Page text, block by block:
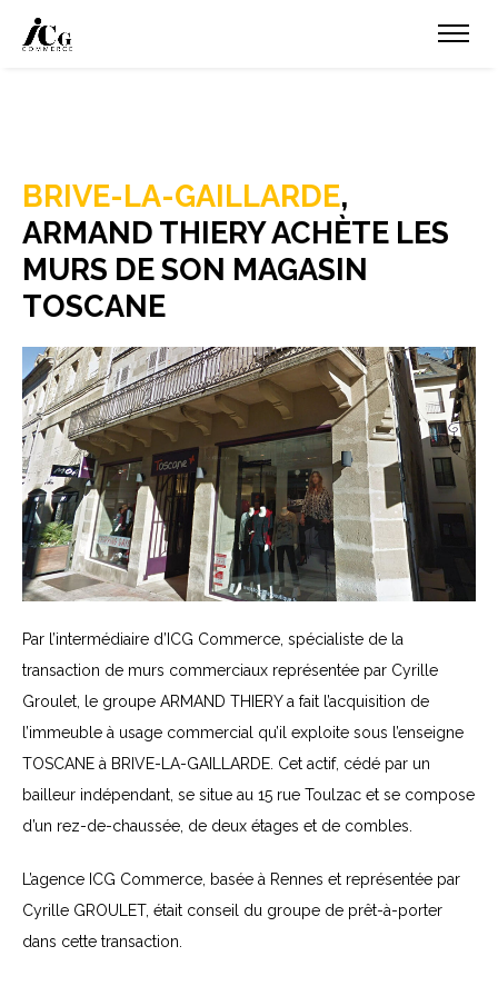
BRIVE-LA-GAILLARDE,
ARMAND THIERY ACHÈTE LES
MURS DE SON MAGASIN
TOSCANE
Par l’intermédiaire d’ICG Commerce, spécialiste de la
transaction de murs commerciaux représentée par Cyrille
Groulet, le groupe ARMAND THIERY a fait l’acquisition de
l’immeuble à usage commercial qu’il exploite sous l’enseigne
TOSCANE à BRIVE-LA-GAILLARDE. Cet actif, cédé par un
bailleur indépendant, se situe au 15 rue Toulzac et se compose
d’un rez-de-chaussée, de deux étages et de combles.
L’agence ICG Commerce, basée à Rennes et représentée par
Cyrille GROULET, était conseil du groupe de prêt-à-porter
dans cette transaction.